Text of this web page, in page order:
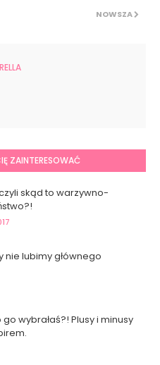
NOWSZA
ZAINTERESOWAĆ
skąd to warzywno-
nie lubimy głównego
wybrałaś?! Plusy i minusy